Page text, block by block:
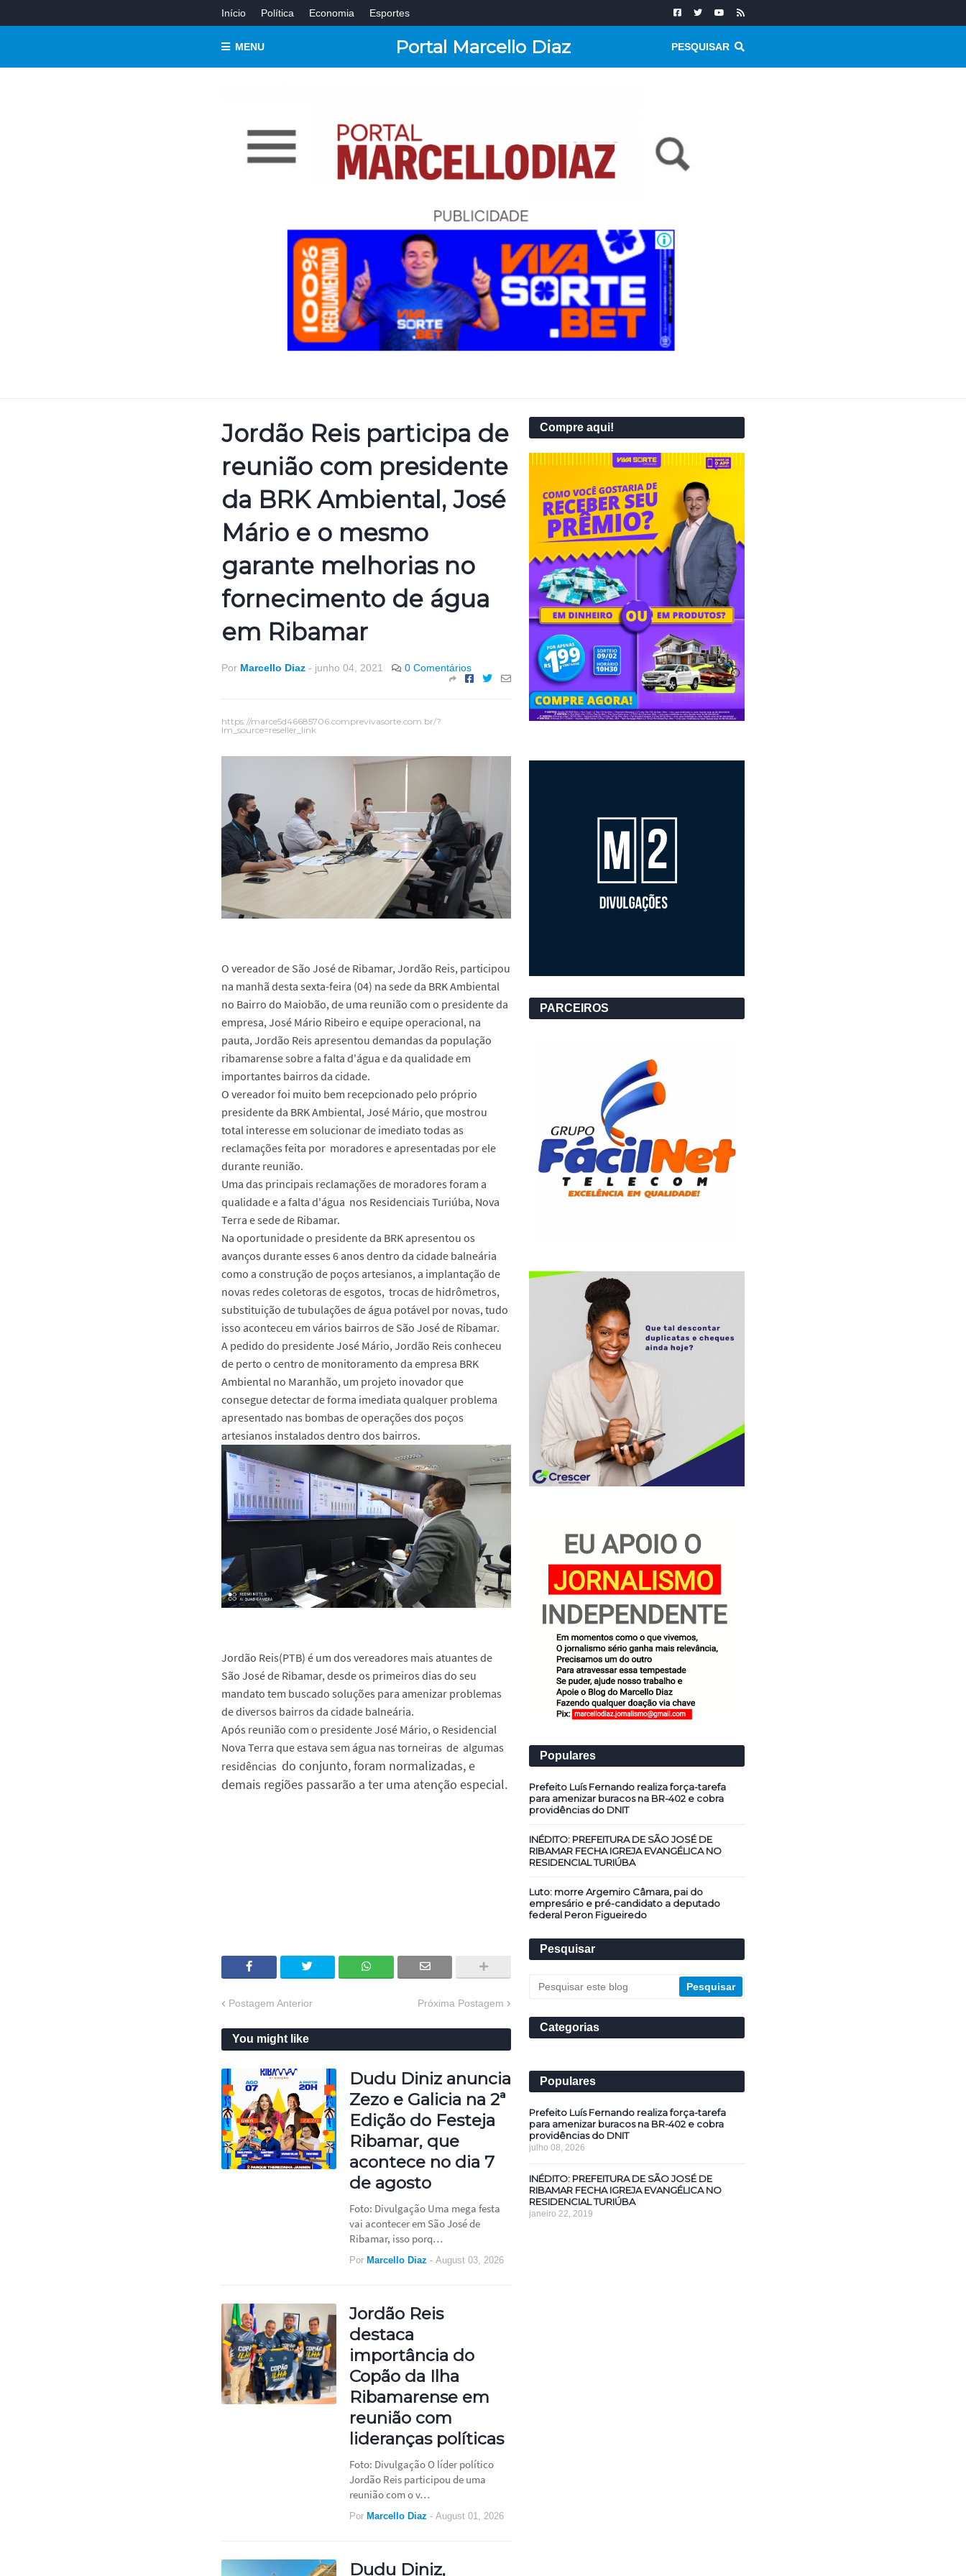
Início Política Economia Esportes
MENU Portal Marcello Diaz PESQUISAR
Jordão Reis participa de
reunião com presidente
da BRK Ambiental, José
Mário e o mesmo
garante melhorias no
fornecimento de água
em Ribamar
Por Marcello Diaz - junho 04, 2021 0 Comentários
https://marce5d46685706.comprevivasorte.com.br/?
lm_source=reseller_link
O vereador de São José de Ribamar, Jordão Reis, participou
na manhã desta sexta-feira (04) na sede da BRK Ambiental
no Bairro do Maiobão, de uma reunião com o presidente da
empresa, José Mário Ribeiro e equipe operacional, na
pauta, Jordão Reis apresentou demandas da população
ribamarense sobre a falta d'água e da qualidade em
importantes bairros da cidade.
O vereador foi muito bem recepcionado pelo próprio
presidente da BRK Ambiental, José Mário, que mostrou
total interesse em solucionar de imediato todas as
reclamações feita por moradores e apresentadas por ele
durante reunião.
Uma das principais reclamações de moradores foram a
qualidade e a falta d'água nos Residenciais Turiúba, Nova
Terra e sede de Ribamar.
Na oportunidade o presidente da BRK apresentou os
avanços durante esses 6 anos dentro da cidade balneária
como a construção de poços artesianos, a implantação de
novas redes coletoras de esgotos, trocas de hidrômetros,
substituição de tubulações de água potável por novas, tudo
isso aconteceu em vários bairros de São José de Ribamar.
A pedido do presidente José Mário, Jordão Reis conheceu
de perto o centro de monitoramento da empresa BRK
Ambiental no Maranhão, um projeto inovador que
consegue detectar de forma imediata qualquer problema
apresentado nas bombas de operações dos poços
artesianos instalados dentro dos bairros.
Jordão Reis(PTB) é um dos vereadores mais atuantes de
São José de Ribamar, desde os primeiros dias do seu
mandato tem buscado soluções para amenizar problemas
de diversos bairros da cidade balneária.
Após reunião com o presidente José Mário, o Residencial
Nova Terra que estava sem água nas torneiras de algumas
residências do conjunto, foram normalizadas, e
demais regiões passarão a ter uma atenção especial.
Postagem Anterior Próxima Postagem
You might like
Dudu Diniz anuncia
Zezo e Galicia na 2ª
Edição do Festeja
Ribamar, que
acontece no dia 7
de agosto
Foto: Divulgação Uma mega festa
vai acontecer em São José de
Ribamar, isso porq…
Por Marcello Diaz - August 03, 2026
Jordão Reis
destaca
importância do
Copão da Ilha
Ribamarense em
reunião com
lideranças políticas
Foto: Divulgação O líder político
Jordão Reis participou de uma
reunião com o v…
Por Marcello Diaz - August 01, 2026
Dudu Diniz,
Compre aqui!
PARCEIROS
Populares
Prefeito Luís Fernando realiza força-tarefa
para amenizar buracos na BR-402 e cobra
providências do DNIT
INÉDITO: PREFEITURA DE SÃO JOSÉ DE
RIBAMAR FECHA IGREJA EVANGÉLICA NO
RESIDENCIAL TURIÚBA
Luto: morre Argemiro Câmara, pai do
empresário e pré-candidato a deputado
federal Peron Figueiredo
Pesquisar
Categorias
Populares
Prefeito Luís Fernando realiza força-tarefa
para amenizar buracos na BR-402 e cobra
providências do DNIT
julho 08, 2026
INÉDITO: PREFEITURA DE SÃO JOSÉ DE
RIBAMAR FECHA IGREJA EVANGÉLICA NO
RESIDENCIAL TURIÚBA
janeiro 22, 2019